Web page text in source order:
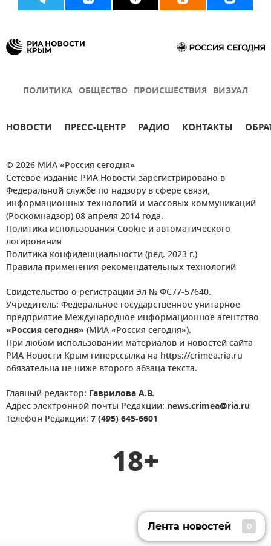
ПОЛИТИКА ОБЩЕСТВО ПРОИСШЕСТВИЯ ВИЗУАЛ
НОВОСТИ ПРЕСС-ЦЕНТР РАДИО КОНТАКТЫ
© 2026 МИА «Россия сегодня»
Сетевое издание РИА Новости зарегистрировано в
Федеральной службе по надзору в сфере связи,
информационных технологий и массовых коммуникаций
(Роскомнадзор) 08 апреля 2014 года.
Политика использования Cookie и автоматического
логирования
Политика конфиденциальности (ред. 2023 г.)
Правила применения рекомендательных технологий
Свидетельство о регистрации Эл № ФС77-57640.
Учредитель: Федеральное государственное унитарное
предприятие Международное информационное агентство
«Россия сегодня» (МИА «Россия сегодня»).
При любом использовании материалов и новостей сайта
РИА Новости Крым гиперссылка на https://crimea.ria.ru
обязательна не ниже второго абзаца текста.
Главный редактор: Гаврилова А.В.
Адрес электронной почты Редакции: news.crimea@ria.ru
Телефон Редакции: 7 (495) 645-6601
18+
Лента новостей 0
Лента новостей